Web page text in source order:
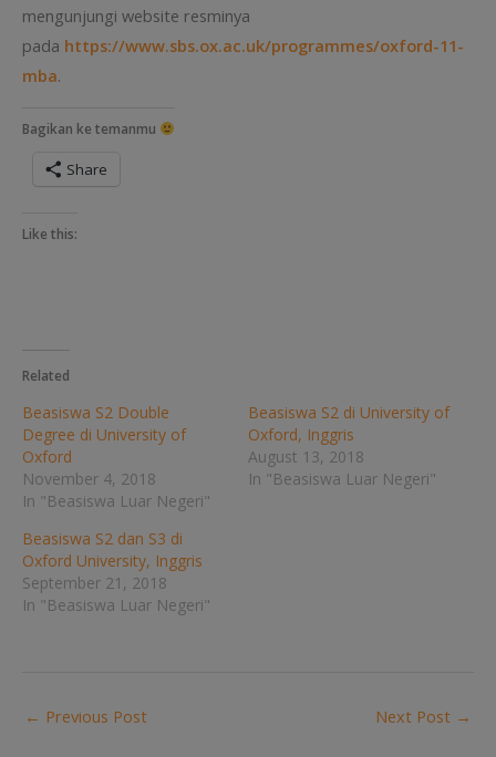
mengunjungi website resminya
pada https://www.sbs.ox.ac.uk/programmes/oxford-11-
mba.
Bagikan ke temanmu
Share
Like this:
Related
Beasiswa S2 Double
Degree di University of
Oxford
November 4, 2018
In "Beasiswa Luar Negeri"
Beasiswa S2 di University of
Oxford, Inggris
August 13, 2018
In "Beasiswa Luar Negeri"
Beasiswa S2 dan S3 di
Oxford University, Inggris
September 21, 2018
In "Beasiswa Luar Negeri"
← Previous Post Next Post →